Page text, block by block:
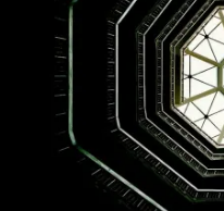
關於M+藏品
探索世界頂級的